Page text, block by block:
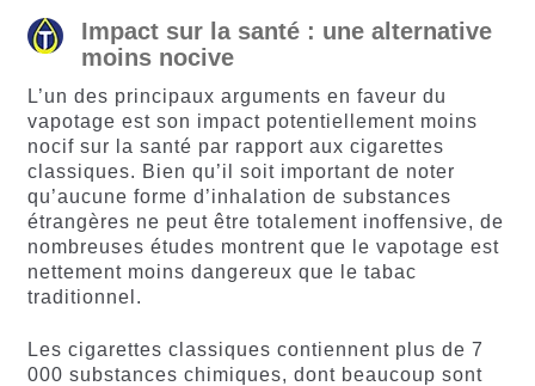
Impact sur la santé : une alternative
moins nocive
L’un des principaux arguments en faveur du
vapotage est son impact potentiellement moins
nocif sur la santé par rapport aux cigarettes
classiques. Bien qu’il soit important de noter
qu’aucune forme d’inhalation de substances
étrangères ne peut être totalement inoffensive, de
nombreuses études montrent que le vapotage est
nettement moins dangereux que le tabac
traditionnel.
Les cigarettes classiques contiennent plus de 7
000 substances chimiques, dont beaucoup sont